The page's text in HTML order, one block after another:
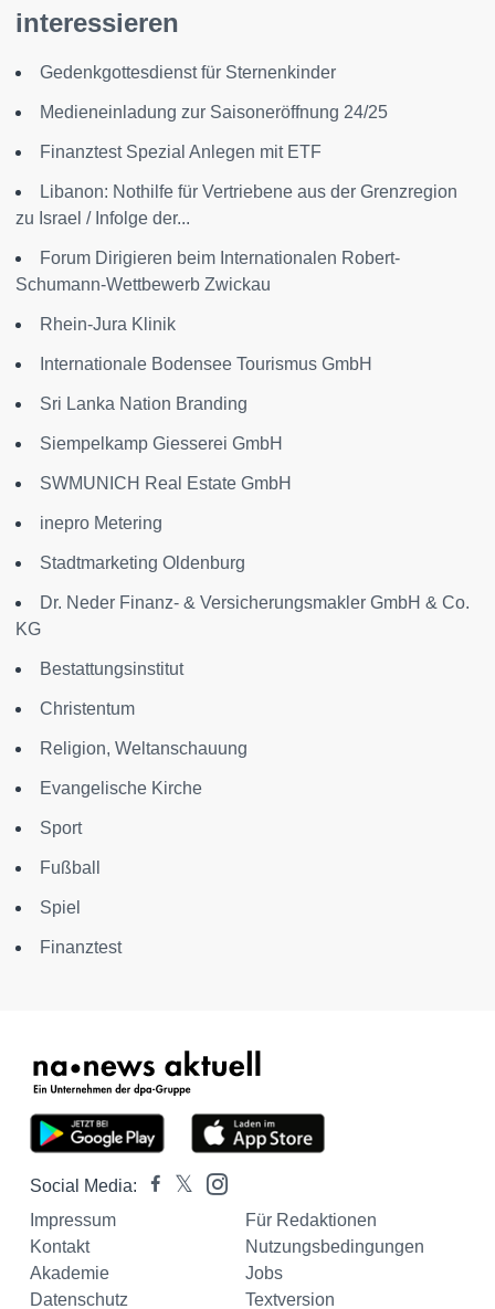
interessieren
Gedenkgottesdienst für Sternenkinder
Medieneinladung zur Saisoneröffnung 24/25
Finanztest Spezial Anlegen mit ETF
Libanon: Nothilfe für Vertriebene aus der Grenzregion
zu Israel / Infolge der...
Forum Dirigieren beim Internationalen Robert-
Schumann-Wettbewerb Zwickau
Rhein-Jura Klinik
Internationale Bodensee Tourismus GmbH
Sri Lanka Nation Branding
Siempelkamp Giesserei GmbH
SWMUNICH Real Estate GmbH
inepro Metering
Stadtmarketing Oldenburg
Dr. Neder Finanz- & Versicherungsmakler GmbH & Co.
KG
Bestattungsinstitut
Christentum
Religion, Weltanschauung
Evangelische Kirche
Sport
Fußball
Spiel
Finanztest
Social Media:
Impressum
Für Redaktionen
Kontakt
Nutzungsbedingungen
Akademie
Jobs
Datenschutz
Textversion